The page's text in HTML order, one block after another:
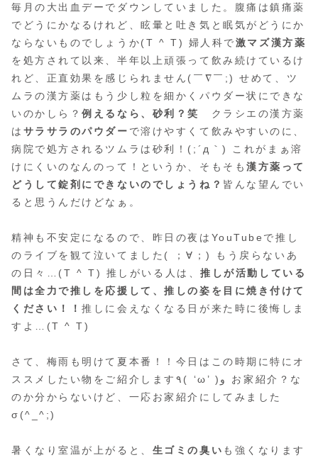
毎月の大出血デーでダウンしていました。腹痛は鎮痛薬
でどうにかなるけれど、眩暈と吐き気と眠気がどうにか
ならないものでしょうか(T ^ T) 婦人科で激マズ漢方薬
を処方されて以来、半年以上頑張って飲み続けているけ
れど、正直効果を感じられません(￣∇￣;) せめて、ツ
ムラの漢方薬はもう少し粒を細かくパウダー状にできな
いのかしら？例えるなら、砂利？笑
クラシエの漢方薬
は サラサラのパウダー で溶けやすくて飲みやすいのに、
病院で処方されるツムラは砂利！(;´д｀) これがまぁ溶
けにくいのなんのって！というか、そもそも漢方薬って
どうして錠剤にできないのでしょうね？ 皆んな望んでい
ると思うんだけどなぁ。
精神も不安定になるので、昨日の夜はYouTubeで推し
のライブを観て泣いてました( ；∀；) もう戻らないあ
の日々…(T ^ T) 推しがいる人は、推しが活動している
間は全力で推しを応援して、推しの姿を目に焼き付けて
ください！！推しに会えなくなる日が来た時に後悔しま
すよ…(T ^ T)
さて、梅雨も明けて夏本番！！今日はこの時期に特にオ
ススメしたい物をご紹介します٩( ‘ω’ )و お家紹介？な
のか分からないけど、一応お家紹介にしてみました
σ(^_^;)
暑くなり室温が上がると、 生ゴミの臭い も強くなります